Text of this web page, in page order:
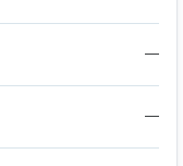
—
—